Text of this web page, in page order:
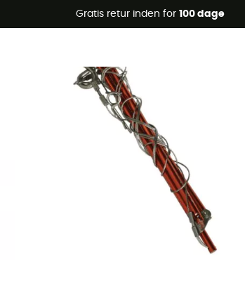
Gratis retur inden for 100 dage
-5% Extra - Kode Summer5